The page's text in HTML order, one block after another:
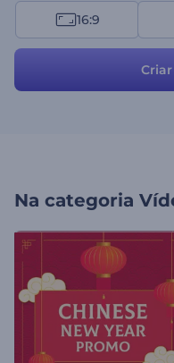
ano. Envie seu logotipo,
animação profissional em
apresentações e muito mais.
16:9
Na categoria